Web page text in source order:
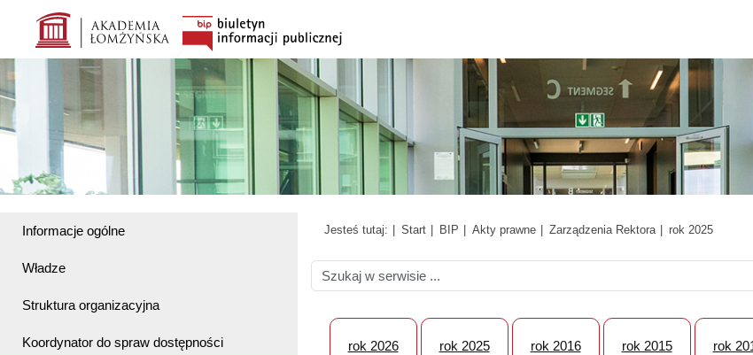
Informacje ogólne
Władze
Struktura organizacyjna
Koordynator do spraw dostępności
Jesteś tutaj: Start BIP Akty prawne Zarządzenia Rektora rok 2025
rok 2026 rok 2025 rok 2016 rok 2015 rok